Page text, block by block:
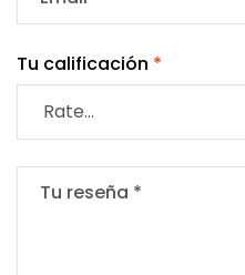
Tu calificación *